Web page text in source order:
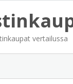
vertailussa